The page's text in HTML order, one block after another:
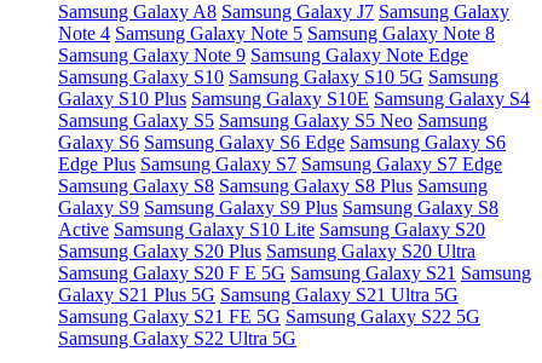
Samsung Galaxy A8 Samsung Galaxy J7 Samsung Galaxy
Note 4 Samsung Galaxy Note 5 Samsung Galaxy Note 8
Samsung Galaxy Note 9 Samsung Galaxy Note Edge
Samsung Galaxy S10 Samsung Galaxy S10 5G Samsung
Galaxy S10 Plus Samsung Galaxy S10E Samsung Galaxy S4
Samsung Galaxy S5 Samsung Galaxy S5 Neo Samsung
Galaxy S6 Samsung Galaxy S6 Edge Samsung Galaxy S6
Edge Plus Samsung Galaxy S7 Samsung Galaxy S7 Edge
Samsung Galaxy S8 Samsung Galaxy S8 Plus Samsung
Galaxy S9 Samsung Galaxy S9 Plus Samsung Galaxy S8
Active Samsung Galaxy S10 Lite Samsung Galaxy S20
Samsung Galaxy S20 Plus Samsung Galaxy S20 Ultra
Samsung Galaxy S20 F E 5G Samsung Galaxy S21 Samsung
Galaxy S21 Plus 5G Samsung Galaxy S21 Ultra 5G
Samsung Galaxy S21 FE 5G Samsung Galaxy S22 5G
Samsung Galaxy S22 Ultra 5G